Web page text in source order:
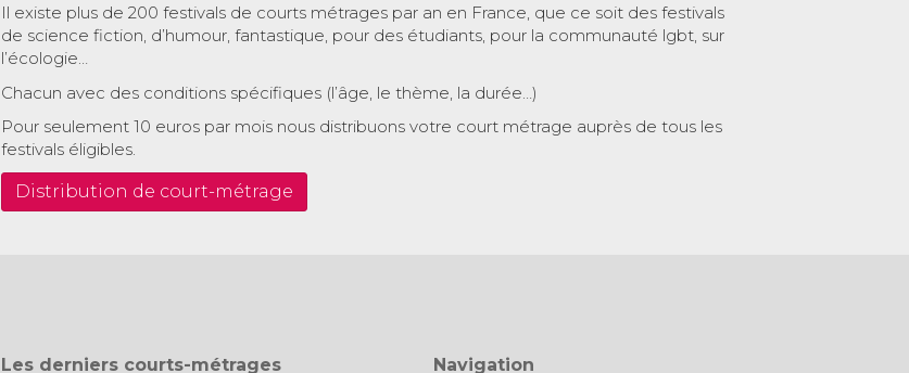
Il existe plus de 200 festivals de courts métrages par an en France, que ce soit des festivals
de science fiction, d’humour, fantastique, pour des étudiants, pour la communauté lgbt, sur
l’écologie…
Chacun avec des conditions spécifiques (l’âge, le thème, la durée…)
Pour seulement 10 euros par mois nous distribuons votre court métrage auprès de tous les
festivals éligibles.
Distribution de court-métrage
Les derniers courts-métrages Navigation